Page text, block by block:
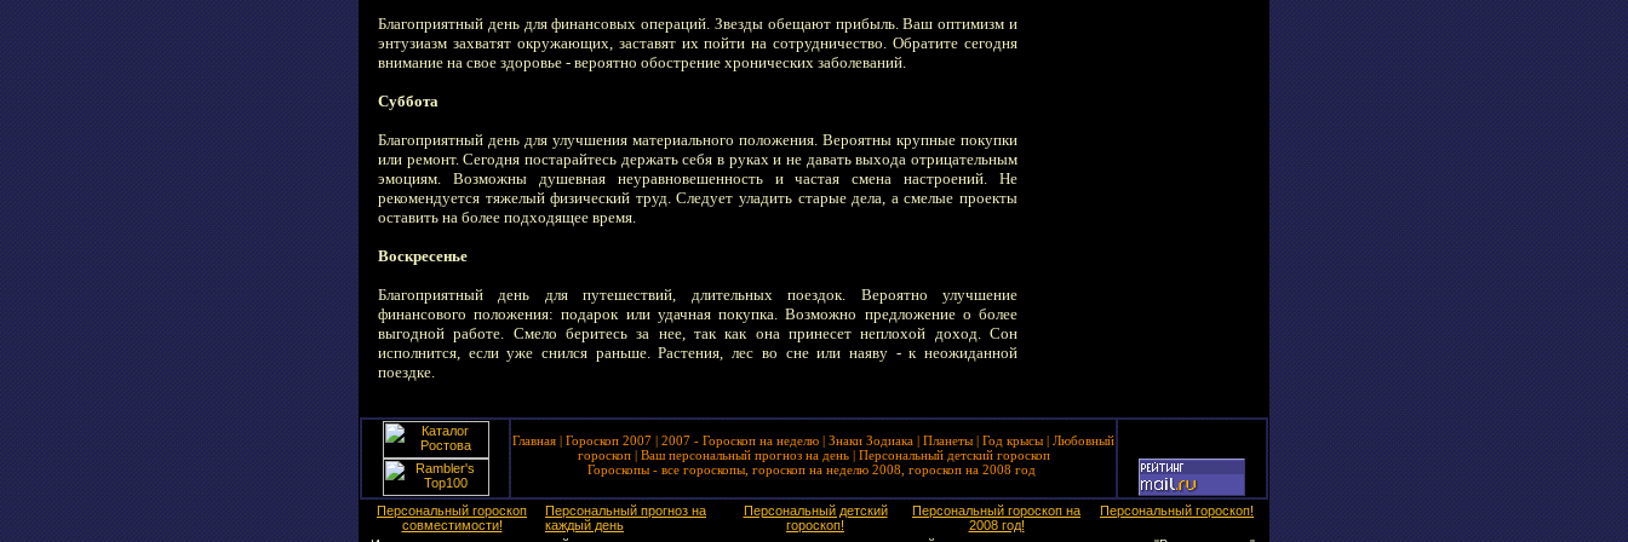
Благоприятный день для финансовых операций. Звезды обещают прибыль. Ваш оптимизм и
энтузиазм захватят окружающих, заставят их пойти на сотрудничество. Обратите сегодня
внимание на свое здоровье - вероятно обострение хронических заболеваний.
Суббота
Благоприятный день для улучшения материального положения. Вероятны крупные покупки
или ремонт. Сегодня постарайтесь держать себя в руках и не давать выхода отрицательным
эмоциям. Возможны душевная неуравновешенность и частая смена настроений. Не
рекомендуется тяжелый физический труд. Следует уладить старые дела, а смелые проекты
оставить на более подходящее время.
Воскресенье
Благоприятный день для путешествий, длительных поездок. Вероятно улучшение
финансового положения: подарок или удачная покупка. Возможно предложение о более
выгодной работе. Смело беритесь за нее, так как она принесет неплохой доход. Сон
исполнится, если уже снился раньше. Растения, лес во сне или наяву - к неожиданной
поездке.
Главная | Гороскоп 2007 | 2007 - Гороскоп на неделю | Знаки Зодиака | Планеты | Год крысы | Любовный
гороскоп| Ваш персональный прогноз на день| Персональный детский гороскоп
Гороскопы - все гороскопы, гороскоп на неделю 2008, гороскоп на 2008 год
Персональный гороскоп
совместимости!
Персональный прогноз на
каждый день
Персональный детский
гороскоп!
Персональный гороскоп на
2008 год!
Персональный гороскоп!